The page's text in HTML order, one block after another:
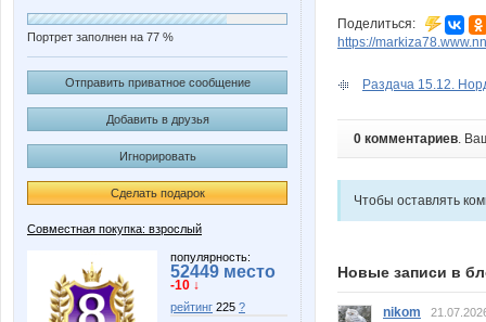
Портрет заполнен на 77 %
Отправить приватное сообщение
Добавить в друзья
Игнорировать
Сделать подарок
Совместная покупка: взрослый
популярность:
52449 место
-10 ↓
рейтинг 225 ?
Поделиться:
https://
Раздача 15.12.
0 комментариев.
Чтобы оставлять
Новые записи в
nikom